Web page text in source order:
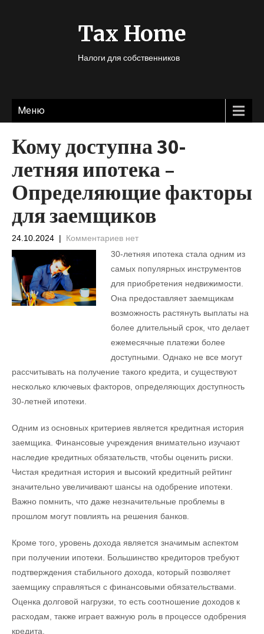
Tax Home
Налоги для собственников
Меню
Кому доступна 30-
летняя ипотека –
Определяющие факторы
для заемщиков
24.10.2024 | Комментариев нет
30-летняя ипотека стала одним из
самых популярных инструментов
для приобретения недвижимости.
Она предоставляет заемщикам
возможность растянуть выплаты на
более длительный срок, что делает
ежемесячные платежи более
доступными. Однако не все могут
рассчитывать на получение такого кредита, и существуют
несколько ключевых факторов, определяющих доступность
30-летней ипотеки.
Одним из основных критериев является кредитная история
заемщика. Финансовые учреждения внимательно изучают
наследие кредитных обязательств, чтобы оценить риски.
Чистая кредитная история и высокий кредитный рейтинг
значительно увеличивают шансы на одобрение ипотеки.
Важно помнить, что даже незначительные проблемы в
прошлом могут повлиять на решения банков.
Кроме того, уровень дохода является значимым аспектом
при получении ипотеки. Большинство кредиторов требуют
подтверждения стабильного дохода, который позволяет
заемщику справляться с финансовыми обязательствами.
Оценка долговой нагрузки, то есть соотношение доходов к
расходам, также играет важную роль в процессе одобрения
кредита.